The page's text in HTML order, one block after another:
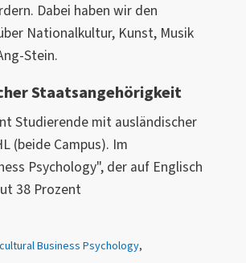
Dabei haben wir den
Nationalkultur, Kunst, Musik
Stein.
Staatsangehörigkeit
Studierende mit ausländischer
(beide Campus). Im
Psychology", der auf Englisch
38 Prozent
Business Psychology,